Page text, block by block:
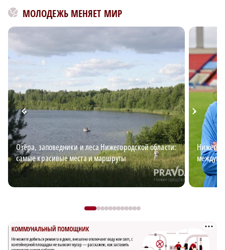
МОЛОДЕЖЬ МЕНЯЕТ МИР
Озёра, заповедники и леса Нижегородской области:
самые красивые места и маршруты